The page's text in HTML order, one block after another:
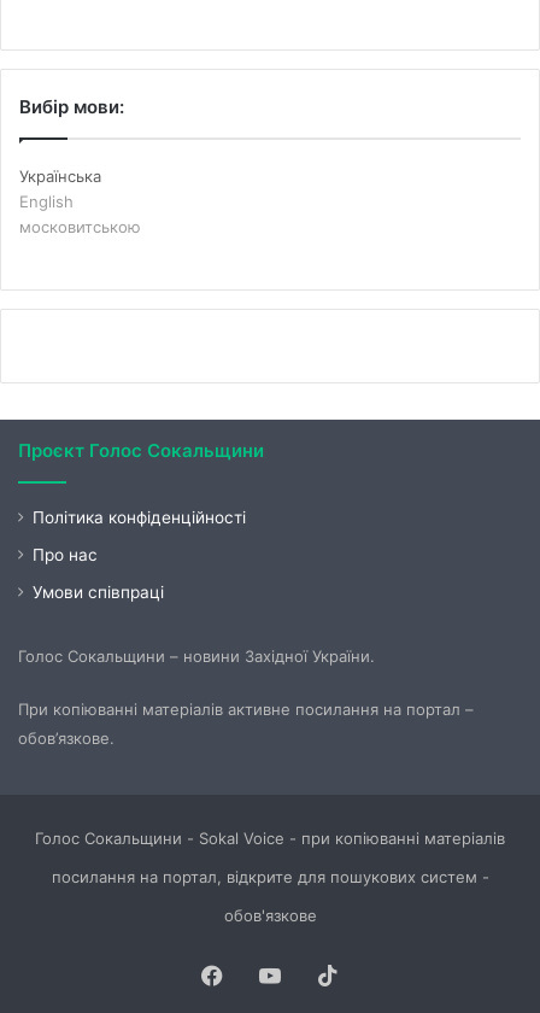
Вибір мови:
Українська
English
московитською
Проєкт Голос Сокальщини
Політика конфіденційності
Про нас
Умови співпраці
Голос Сокальщини – новини Західної України.
При копіюванні матеріалів активне посилання на портал –
обов’язкове.
Голос Сокальщини - Sokal Voice - при копіюванні матеріалів
посилання на портал, відкрите для пошукових систем -
обов'язкове
Facebook
YouTube